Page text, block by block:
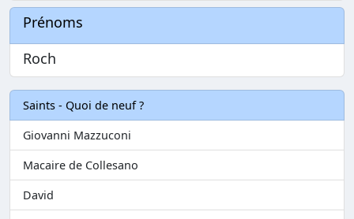
Prénoms
Roch
Saints - Quoi de neuf ?
Giovanni Mazzuconi
Macaire de Collesano
David